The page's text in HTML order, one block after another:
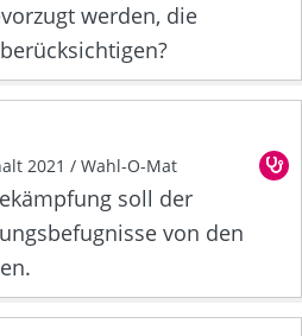
werden, die
2021 / Wahl-O-Mat
soll der
von den